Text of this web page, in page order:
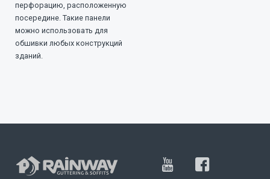
перфорацию, расположенную
посередине. Такие панели
можно использовать для
обшивки любых конструкций
зданий.